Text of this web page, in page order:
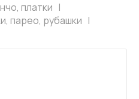
платки |
парео, рубашки |